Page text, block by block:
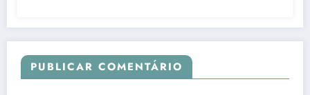
PUBLICAR COMENTÁRIO